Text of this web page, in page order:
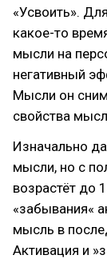
«Усвоить».
какое-то
мысли на
негативный
Мысли он
свойства
Изначально
мысли, но с
возрастёт до
«забывания«
мысль в
Активация и